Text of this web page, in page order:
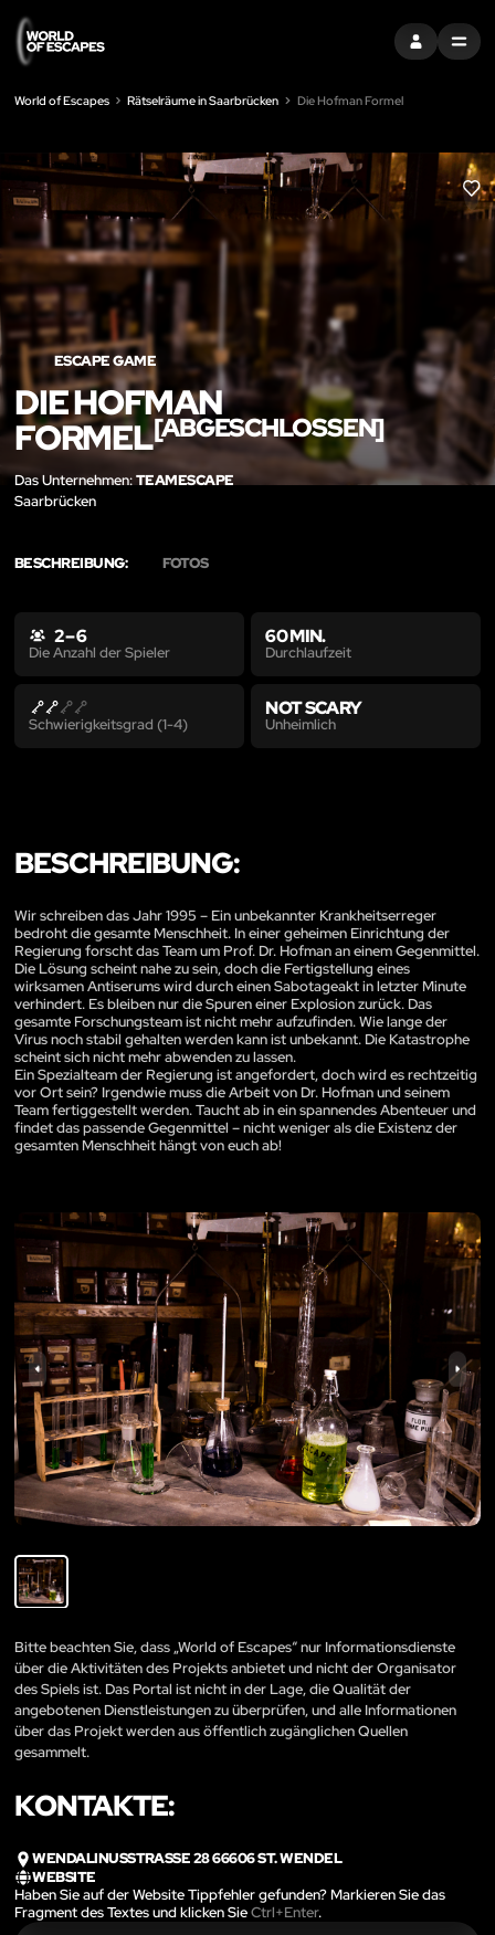
EINTRAGEN
MENU
World of Escapes Rätselräume in Saarbrücken Die Hofman Formel
LIKE
ESCAPE GAME
DIE HOFMAN
FORMEL[ABGESCHLOSSEN]
Das Unternehmen:TEAMESCAPE
Saarbrücken
BESCHREIBUNG: FOTOS
2 – 6
Die Anzahl der Spieler
60 MIN.
Durchlaufzeit
Schwierigkeitsgrad (1-4)
NOT SCARY
Unheimlich
BESCHREIBUNG:
Wir schreiben das Jahr 1995 – Ein unbekannter Krankheitserreger
bedroht die gesamte Menschheit. In einer geheimen Einrichtung der
Regierung forscht das Team um Prof. Dr. Hofman an einem Gegenmittel.
Die Lösung scheint nahe zu sein, doch die Fertigstellung eines
wirksamen Antiserums wird durch einen Sabotageakt in letzter Minute
verhindert. Es bleiben nur die Spuren einer Explosion zurück. Das
gesamte Forschungsteam ist nicht mehr aufzufinden. Wie lange der
Virus noch stabil gehalten werden kann ist unbekannt. Die Katastrophe
scheint sich nicht mehr abwenden zu lassen.
Ein Spezialteam der Regierung ist angefordert, doch wird es rechtzeitig
vor Ort sein? Irgendwie muss die Arbeit von Dr. Hofman und seinem
Team fertiggestellt werden. Taucht ab in ein spannendes Abenteuer und
findet das passende Gegenmittel – nicht weniger als die Existenz der
gesamten Menschheit hängt von euch ab!
Bitte beachten Sie, dass „World of Escapes“ nur Informationsdienste
über die Aktivitäten des Projekts anbietet und nicht der Organisator
des Spiels ist. Das Portal ist nicht in der Lage, die Qualität der
angebotenen Dienstleistungen zu überprüfen, und alle Informationen
über das Projekt werden aus öffentlich zugänglichen Quellen
gesammelt.
KONTAKTE:
WENDALINUSSTRASSE 28 66606 ST. WENDEL
WEBSITE
Haben Sie auf der Website Tippfehler gefunden? Markieren Sie das
Fragment des Textes und klicken SieCtrl+Enter.